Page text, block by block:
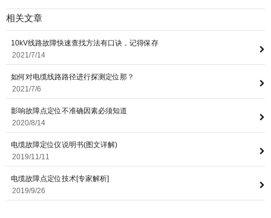
相关文章
10kV线路故障快速查找方法有口诀，记得保存
2021/7/14
如何对电缆线路路径进行探测定位那？
2021/7/6
影响故障点定位不准确因素必须知道
2020/8/14
电缆故障定位仪说明书(图文详解)
2019/11/11
电缆故障点定位技术[专家解析]
2019/9/26